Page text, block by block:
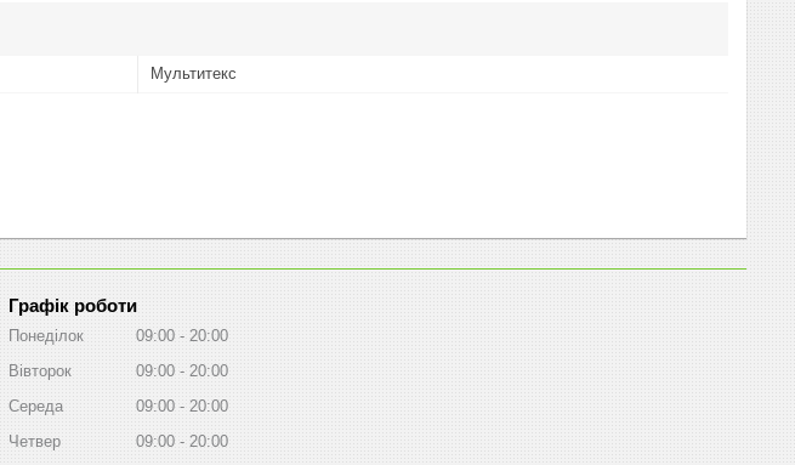
Мультитекс
Графік роботи
Понеділок 09:00
20:00
Вівторок
09:00
20:00
Середа
09:00
20:00
Четвер
09:00
20:00